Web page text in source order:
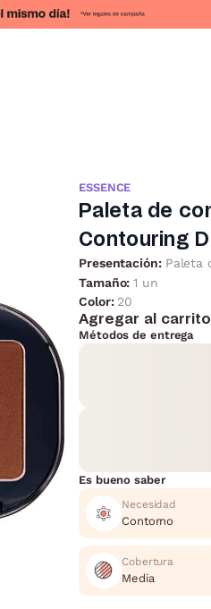
ESSENCE
Paleta de
Contouring
Presentación: Paleta
Tamaño:1 un
Color: 20
Agregar al carrito
Métodos de entrega
Es bueno saber
Necesidad
Contorno
Cobertura
Media